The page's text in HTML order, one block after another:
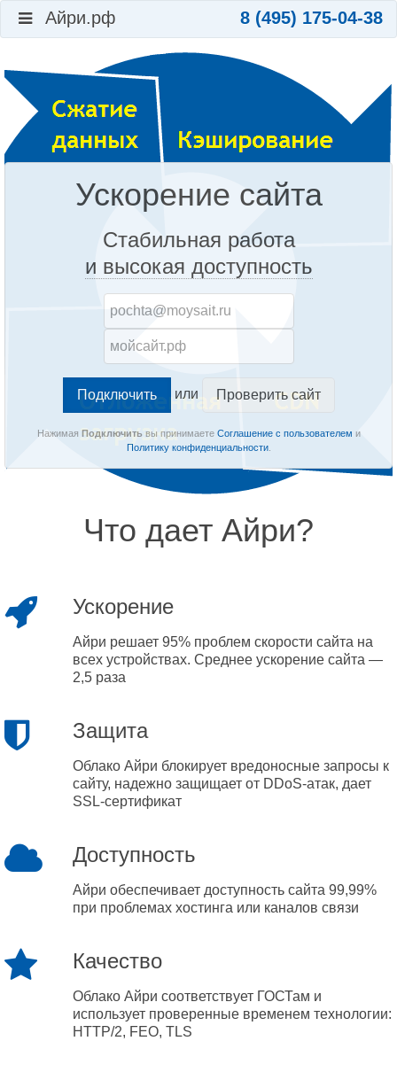
Айри.рф 8 (495) 175-04-38
Ускорение сайта
Стабильная работа
и высокая доступность
или Проверить сайт
Нажимая Подключитьвы принимаете Соглашение с пользователем и
Политику конфиденциальности.
Что дает Айри?
Ускорение
Айри решает 95% проблем скорости сайта на
всех устройствах. Среднее ускорение сайта —
2,5 раза
Защита
Облако Айри блокирует вредоносные запросы к
сайту, надежно защищает от DDoS-атак, дает
SSL-сертификат
Доступность
Айри обеспечивает доступность сайта 99,99%
при проблемах хостинга или каналов связи
Качество
Облако Айри соответствует ГОСТам и
использует проверенные временем технологии:
HTTP/2, FEO, TLS